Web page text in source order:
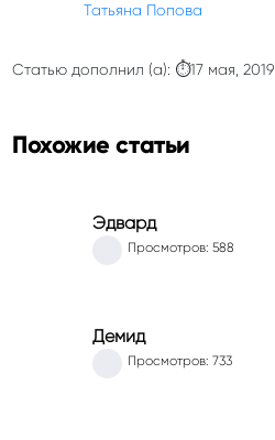
Татьяна Попова
Статью дополнил (а): ⏱17 мая, 2019
Похожие статьи
Эдвард
Просмотров: 588
Демид
Просмотров: 733